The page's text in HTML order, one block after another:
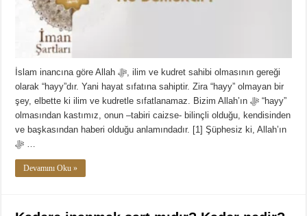
İslam inancına göre Allah ﷻ, ilim ve kudret sahibi olmasının gereği
olarak “hayy”dır. Yani hayat sıfatına sahiptir. Zira “hayy” olmayan bir
şey, elbette ki ilim ve kudretle sıfatlanamaz. Bizim Allah’ın ﷻ “hayy”
olmasından kastımız, onun –tabiri caizse- bilinçli olduğu, kendisinden
ve başkasından haberi olduğu anlamındadır. [1] Şüphesiz ki, Allah’ın
Devamını Oku »